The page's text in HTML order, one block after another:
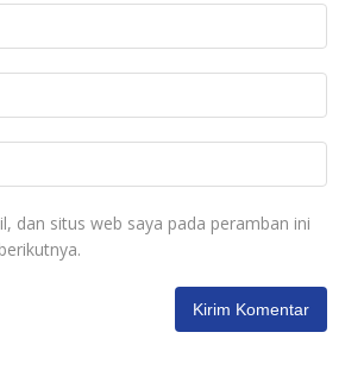
dan situs web saya pada peramban ini